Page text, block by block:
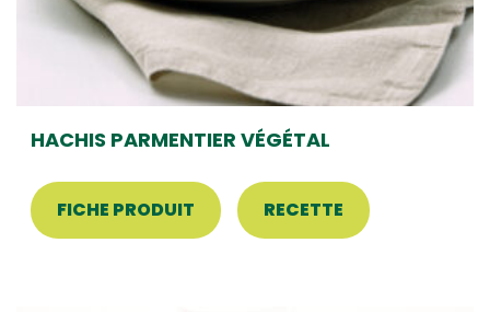
HACHIS PARMENTIER VÉGÉTAL
FICHE PRODUIT RECETTE